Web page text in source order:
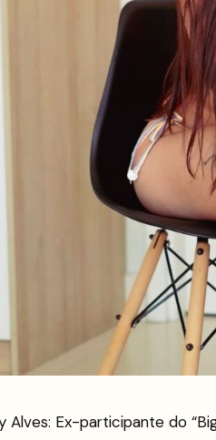
Alves: Ex-participante do